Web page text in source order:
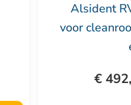
Alsident
voor
€